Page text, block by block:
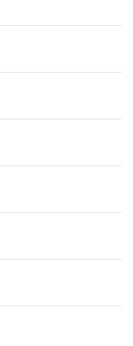
ると思った
るうちに身
ありがとう
供）の初節
いですか？
)
)
(木)
)
)
金)